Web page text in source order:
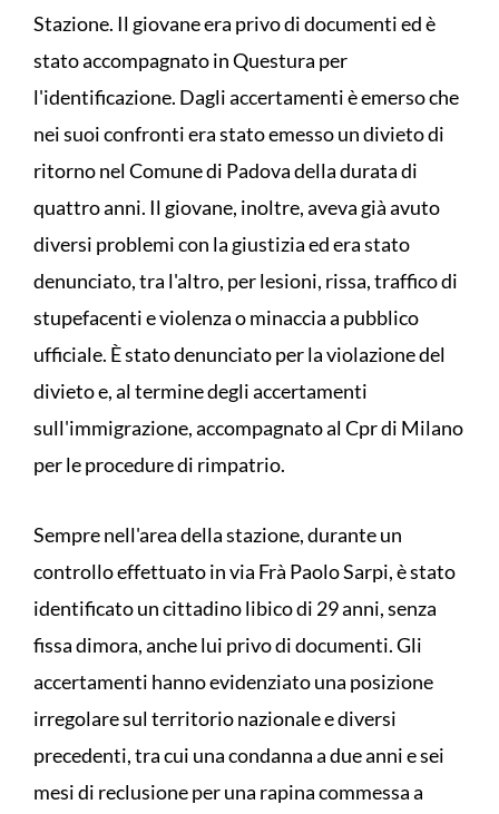
Stazione. Il giovane era privo di documenti ed è
stato accompagnato in Questura per
l'identificazione. Dagli accertamenti è emerso che
nei suoi confronti era stato emesso un divieto di
ritorno nel Comune di Padova della durata di
quattro anni. Il giovane, inoltre, aveva già avuto
diversi problemi con la giustizia ed era stato
denunciato, tra l'altro, per lesioni, rissa, traffico di
stupefacenti e violenza o minaccia a pubblico
ufficiale. È stato denunciato per la violazione del
divieto e, al termine degli accertamenti
sull'immigrazione, accompagnato al Cpr di Milano
per le procedure di rimpatrio.
Sempre nell'area della stazione, durante un
controllo effettuato in via Frà Paolo Sarpi, è stato
identificato un cittadino libico di 29 anni, senza
fissa dimora, anche lui privo di documenti. Gli
accertamenti hanno evidenziato una posizione
irregolare sul territorio nazionale e diversi
precedenti, tra cui una condanna a due anni e sei
mesi di reclusione per una rapina commessa a